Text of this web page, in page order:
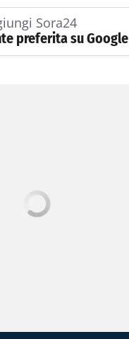
Sora24
preferita su Google